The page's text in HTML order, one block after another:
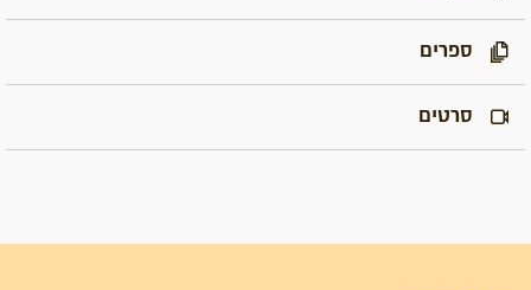
ספרים
סרטים